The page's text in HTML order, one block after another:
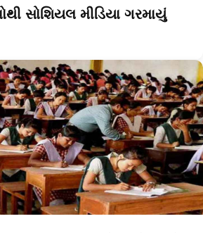
સોશિયલ મીડિયા ગરમાયું